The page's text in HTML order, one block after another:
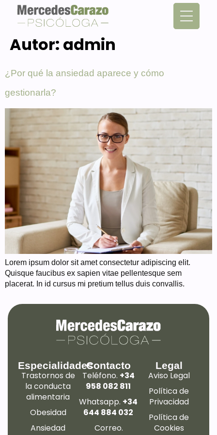
Autor: admin
¿Por qué la ansiedad aparece y cómo
gestionarla?
Lorem ipsum dolor sit amet consectetur adipiscing elit.
Quisque faucibus ex sapien vitae pellentesque sem
placerat. In id cursus mi pretium tellus duis convallis.
Especialidades
Trastornos de
la conducta
alimentaria
Obesidad
Ansiedad
Contacto
Teléfono. +34
958 082 811
Whatsapp. +34
644 884 032
Correo.
Legal
Aviso Legal
Política de
Privacidad
Política de
Cookies